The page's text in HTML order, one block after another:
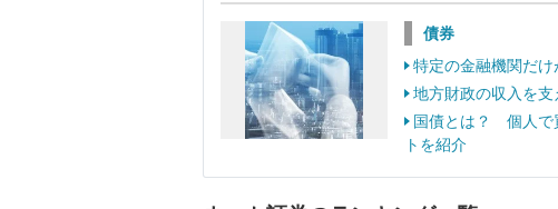
債券
特定の金融機関だ
地方財政の収入を
国債とは？ 個人で
トを紹介